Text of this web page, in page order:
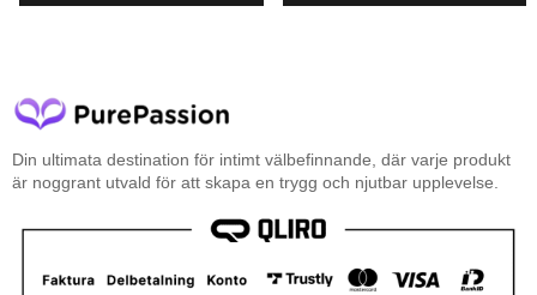
Din ultimata destination för intimt välbefinnande, där varje produkt
är noggrant utvald för att skapa en trygg och njutbar upplevelse.